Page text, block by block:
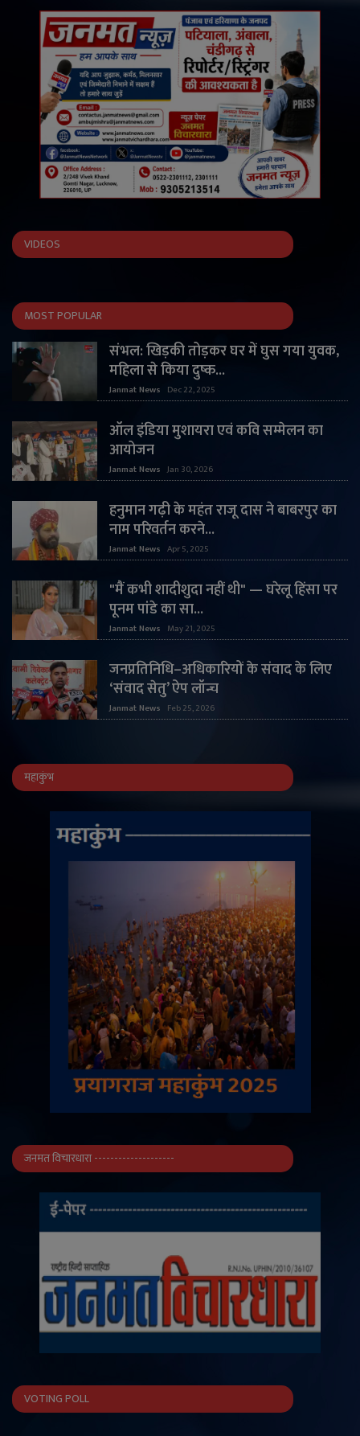
VIDEOS
MOST POPULAR
संभल: खिड़की तोड़कर घर में घुस गया युवक,
महिला से किया दुष्क...
Janmat News Dec 22, 2025
ऑल इंडिया मुशायरा एवं कवि सम्मेलन का
आयोजन
Janmat News Jan 30, 2026
हनुमान गढ़ी के महंत राजू दास ने बाबरपुर का
नाम परिवर्तन करने...
Janmat News Apr 5, 2025
"मैं कभी शादीशुदा नहीं थी" — घरेलू हिंसा पर
पूनम पांडे का सा...
Janmat News May 21, 2025
जनप्रतिनिधि–अधिकारियों के संवाद के लिए
‘संवाद सेतु’ ऐप लॉन्च
Janmat News Feb 25, 2026
महाकुंभ
जनमत विचारधारा --------------------
VOTING POLL